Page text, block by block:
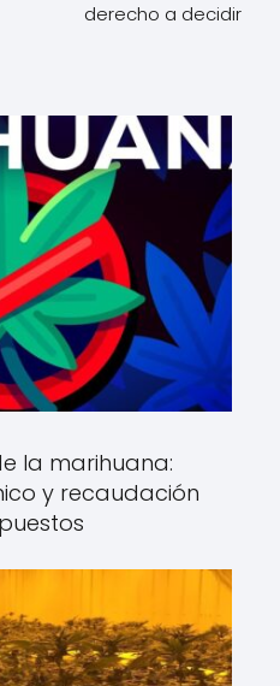
derecho a decidir
la marihuana:
y recaudación